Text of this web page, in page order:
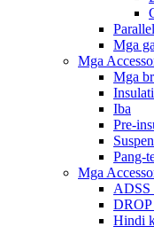
Mga
Mga
Mga
Iba
Pre-
Pang-
Mga
Hindi